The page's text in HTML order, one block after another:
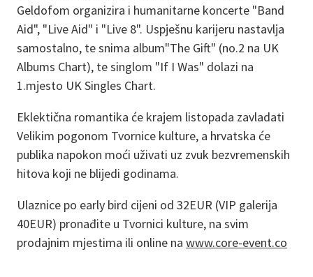
Geldofom organizira i humanitarne koncerte "Band
Aid", "Live Aid" i "Live 8". Uspješnu karijeru nastavlja
samostalno, te snima album"The Gift" (no.2 na UK
Albums Chart), te singlom "If I Was" dolazi na
1.mjesto UK Singles Chart.
Eklektična romantika će krajem listopada zavladati
Velikim pogonom Tvornice kulture, a hrvatska će
publika napokon moći uživati uz zvuk bezvremenskih
hitova koji ne blijedi godinama.
Ulaznice po early bird cijeni od 32EUR (VIP galerija
40EUR) pronađite u Tvornici kulture, na svim
prodajnim mjestima ili online na www.core-event.co